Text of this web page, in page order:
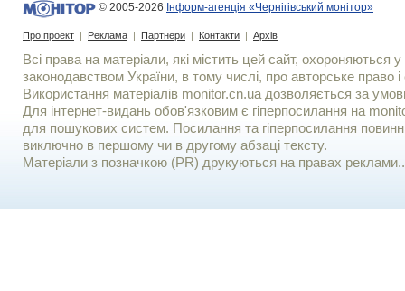
© 2005-2026 Інформ-агенція «Чернігівський монітор»
Про проект | Реклама | Партнери | Контакти | Архів
Всі права на матеріали, які містить цей сайт, охороняються у
законодавством України, в тому числі, про авторське право і
Використання матерiалiв monitor.cn.ua дозволяється за
Для iнтернет-видань обов'язковим є гiперпосилання на
для пошукових систем. Посилання та гіперпосилання
виключно в першому чи в другому абзаці тексту.
Матеріали з позначкою (PR) друкуються на правах реклами..